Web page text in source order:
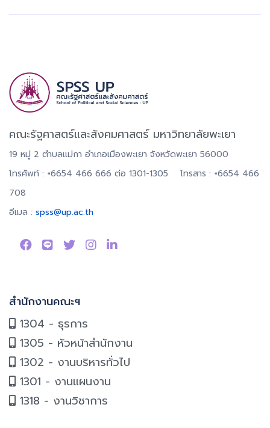
คณะรัฐศาสตร์และสังคมศาสตร์ มหาวิทยาลัยพะเยา
19 หมู่ 2 ตำบลแม่กา อำเภอเมืองพะเยา จังหวัดพะเยา 56000
โทรศัพท์ : +6654 466 666 ต่อ 1301-1305 โทรสาร : +6654 466
708
อีเมล : spss@up.ac.th
สำนักงานคณะฯ
1304 - ธุรการ
1305 - หัวหน้าสำนักงาน
1302 - งานบริหารทั่วไป
1301 - งานแผนงาน
1318 - งานวิชาการ